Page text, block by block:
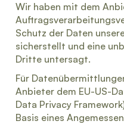
Wir haben mit dem
Schutz der Daten
sicherstellt und eine
Dritte untersagt.
Für
Anbieter dem EU-US-
Data Privacy
Basis eines